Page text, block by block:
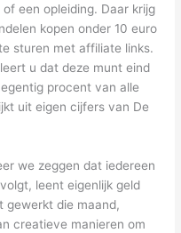
een opleiding. Daar krijg
kopen onder 10 euro
sturen met affiliate links.
u dat deze munt eind
procent van alle
uit eigen cijfers van De
we zeggen dat iedereen
leent eigenlijk geld
gewerkt die maand,
creatieve manieren om